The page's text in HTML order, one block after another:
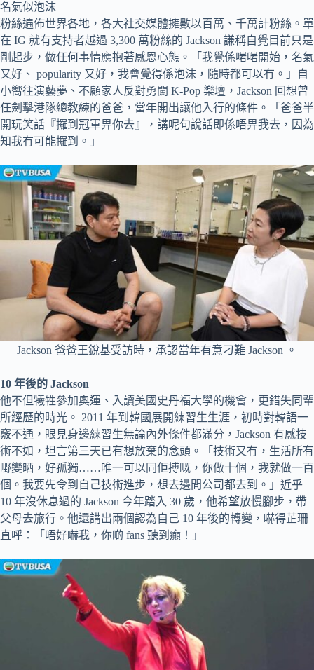
名氣似泡沫
粉絲遍佈世界各地，各大社交媒體擁數以百萬、千萬計粉絲。單
在 IG 就有支持者越過 3,300 萬粉絲的 Jackson 謙稱自覺目前只是
剛起步，做任何事情應抱著感恩心態。「我覺係啱啱開始，名氣
又好、 popularity 又好，我會覺得係泡沫，隨時都可以冇。」自
小嚮往演藝夢、不顧家人反對勇闖 K-Pop 樂壇，Jackson 回想曾
任劍擊港隊總教練的爸爸，當年開出讓他入行的條件。「爸爸半
開玩笑話『攞到冠軍畀你去』，講呢句說話即係唔畀我去，因為
知我冇可能攞到。」
Jackson 爸爸王銳基受訪時，承認當年有意刁難 Jackson 。
10 年後的 Jackson
他不但犧牲參加奧運、入讀美國史丹福大學的機會，更錯失同輩
所經歷的時光。 2011 年到韓國展開練習生生涯，初時對韓語一
竅不通，眼見身邊練習生無論內外條件都滿分，Jackson 有感技
術不如，坦言第三天已有想放棄的念頭。「技術又冇，生活所有
嘢變晒，好孤獨……唯一可以同佢搏嘅，你做十個，我就做一百
個。我要先令到自己技術進步，想去邊間公司都去到。」近乎
10 年沒休息過的 Jackson 今年踏入 30 歲，他希望放慢腳步，帶
父母去旅行。他還講出兩個認為自己 10 年後的轉變，嚇得芷珊
直呼：「唔好嚇我，你啲 fans 聽到癲！」